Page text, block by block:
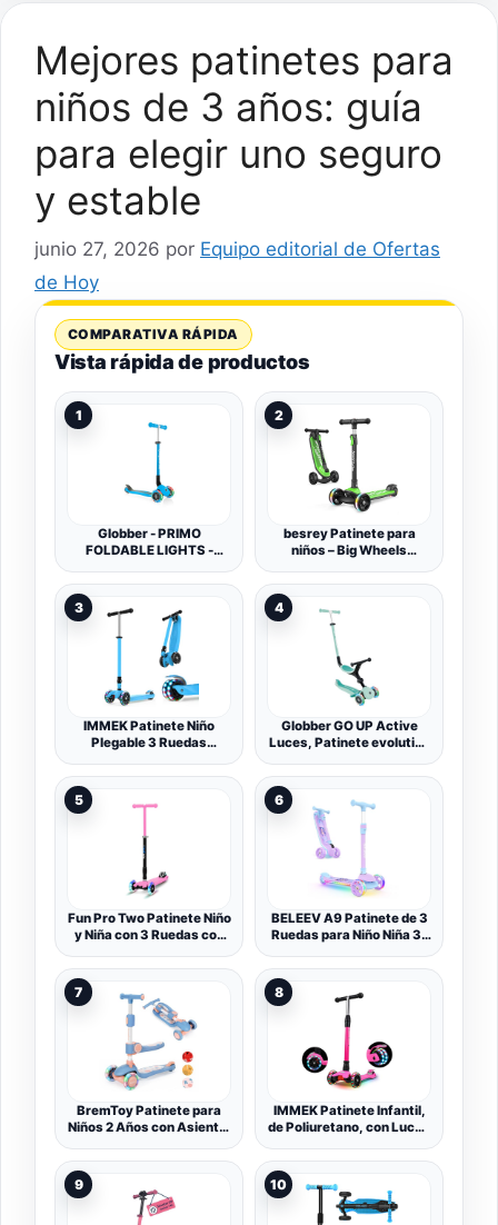
Mejores patinetes para
niños de 3 años: guía
para elegir uno seguro
y estable
junio 27, 2026 por Equipo editorial de Ofertas
de Hoy
COMPARATIVA RÁPIDA
Vista rápida de productos
1
Globber - PRIMO
FOLDABLE LIGHTS -
plegable e iluminado para
niños de 3 a 7 años + ,
Azul cielo
2
besrey Patinete para
niños – Big Wheels
Intermitentes para niños
y niñas, 4 Niveles de
Altura Ajustable, Tabla
Ancha para niños de 3 a
10 años
3
IMMEK Patinete Niño
Plegable 3 Ruedas
de Niño y Niña Juguetes y
Regalos, Ajustable Altura
con Tres Luz LED Luces
Monopatin Carga Máxima
50 KG (Azul)
4
Globber GO UP Active
Luces, Patinete evolutivo
para niños de 15 Meses a
9 años, Verde Menta
5
Fun Pro Two Patinete Niño
y Niña con 3 Ruedas con
Niños Mayores de 5 Años,
Patinetes Drección por
Gravedad, Manillar Altura
Ajustable, Scooter
Plegable para Niñas y
Niños
6
BELEEV A9 Patinete de 3
Ruedas para Niño Niña 3-
Patinete
7
BremToy Patinete para
Niños 2 Años con Asiento,
Ajustable, Patinete 3
Parpadeantes, Patinete
Niños Plegable con Altura
8
IMMEK Patinete Infantil,
de Poliuretano, con Luces
Alturas Diferentes, de 3 a
9 10